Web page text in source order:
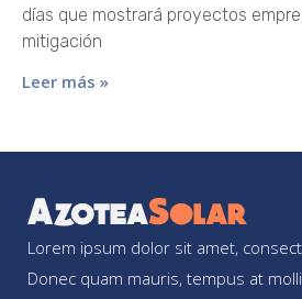
días que mostrará proyectos
mitigación
Leer más »
Lorem ipsum dolor sit amet,
Donec quam mauris, tempus at